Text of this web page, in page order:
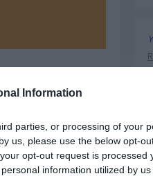
Information
parties, or processing of your
us, please use the below opt-
opt-out request is processed
information utilized by
LinkedInEmail Print
Paris